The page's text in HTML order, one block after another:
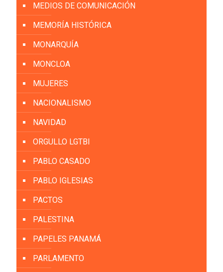
MEDIOS DE COMUNICACIÓN
MEMORÍA HISTÓRICA
MONARQUÍA
MONCLOA
MUJERES
NACIONALISMO
NAVIDAD
ORGULLO LGTBI
PABLO CASADO
PABLO IGLESIAS
PACTOS
PALESTINA
PAPELES PANAMÁ
PARLAMENTO